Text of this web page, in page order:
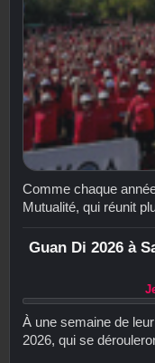
Comme chaque
Mutualité, qui réunit
Guan Di 2026 à
À une semaine de
2026, qui se